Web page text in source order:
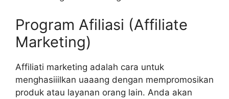
Program Afiliasi (Affiliate
Marketing)
Affiliati marketing adalah cara untuk
menghasiiilkan uaaang dengan mempromosikan
produk atau layanan orang lain. Anda akan